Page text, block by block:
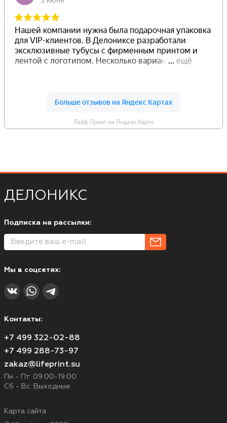
Лайф Принт на Яндекс.Карте
ДЕЛОНИКС
Подписка на рассылки:
Мы в соцсетях:
Контакты:
+7 499 322-02-88
+7 499 288-73-97
zakaz@lifeprint.su
Пн - Пт: 09:00-19:00
Сб - Вс: Выходные
Карта сайта